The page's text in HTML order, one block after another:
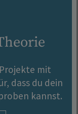
mit
dass du dein
kannst.